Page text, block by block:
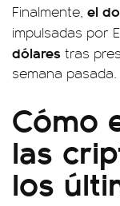
Finalmente, el
impulsadas por
dólares tras
semana pasada.
Cómo
las
los